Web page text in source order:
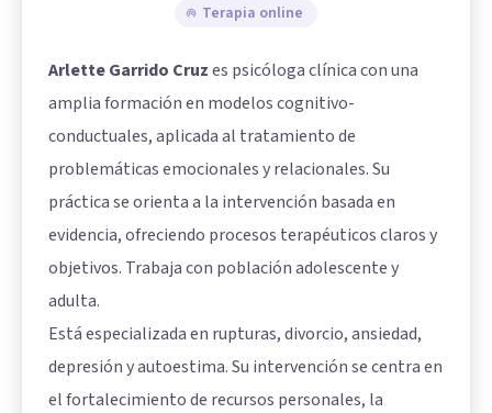
Terapia online
Arlette Garrido Cruzes psicóloga clínica con una
amplia formación en modelos cognitivo-
conductuales, aplicada al tratamiento de
problemáticas emocionales y relacionales. Su
práctica se orienta a la intervención basada en
evidencia, ofreciendo procesos terapéuticos claros y
objetivos. Trabaja con población adolescente y
adulta.
Está especializada en rupturas, divorcio, ansiedad,
depresión y autoestima. Su intervención se centra en
el fortalecimiento de recursos personales, la